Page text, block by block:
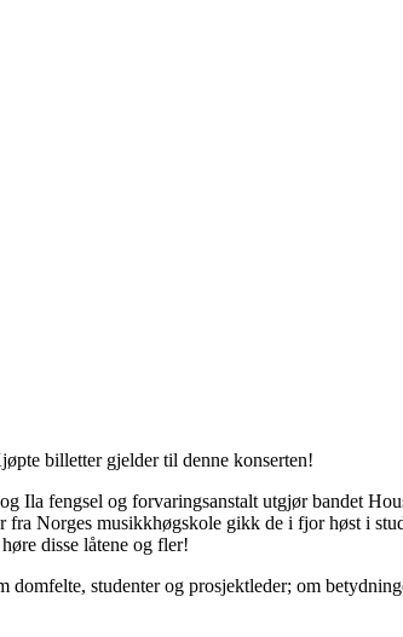
billetter gjelder til denne konserten!
Ila fengsel og forvaringsanstalt utgjør bandet
fra Norges musikkhøgskole gikk de i fjor høst i
disse låtene og fler!
domfelte, studenter og prosjektleder; om